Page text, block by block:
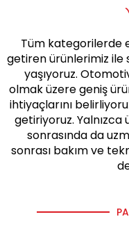
Tüm kategorilerde
getiren ürünlerimiz ile
yaşıyoruz.
olmak üzere geniş
ihtiyaçlarını
getiriyoruz. Yalnızca
sonrasında da
sonrası bakım ve